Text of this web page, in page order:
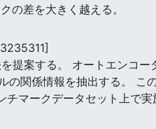
の差を大きく越える。
提案する。 オートエンコー
の関係情報を抽出する。 こ
マークデータセット上で実